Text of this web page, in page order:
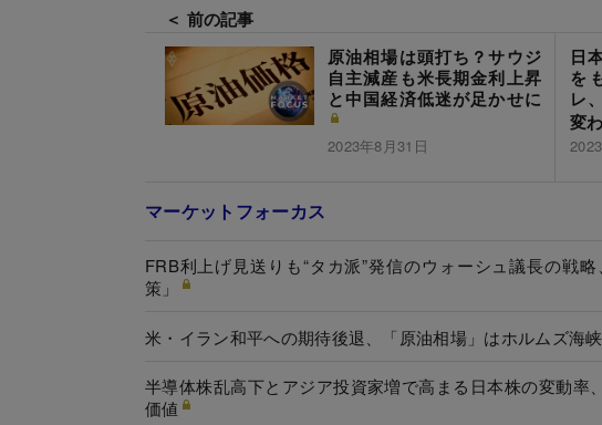
＜ 前の記事
原油相場は頭打ち？サウジ
自主減産も米長期金利上昇
と中国経済低迷が足かせに
2023年8月31日
日
を
レ
変
マーケットフォーカス
FRB利上げ見送りも“タカ派”発信のウォーシュ議長の戦
策」
米・イラン和平への期待後退、「原油相場」はホルムズ海
半導体株乱高下とアジア投資家増で高まる日本株の変動
価値